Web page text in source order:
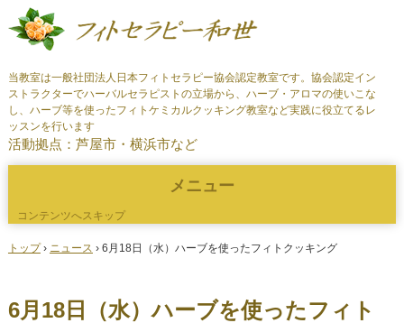
当教室は一般社団法人日本フィトセラピー協会認定教室です。協会認定イン
ストラクターでハーバルセラピストの立場から、ハーブ・アロマの使いこな
し、ハーブ等を使ったフィトケミカルクッキング教室など実践に役立てるレ
ッスンを行います
活動拠点：芦屋市・横浜市など
メニュー
コンテンツへスキップ
トップ › ニュース › 6月18日（水）ハーブを使ったフィトクッキング
6月18日（水）ハーブを使ったフィト